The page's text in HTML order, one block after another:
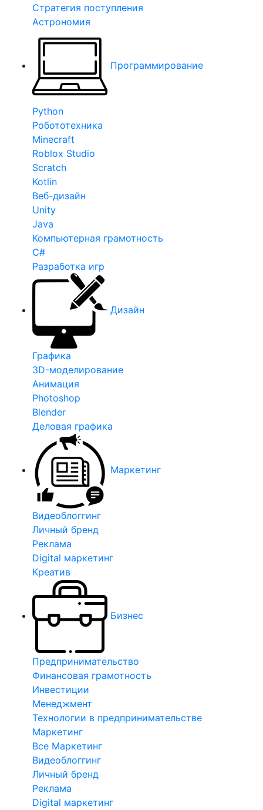
Стратегия поступления
Астрономия
Программирование
Python
Робототехника
Minecraft
Roblox Studio
Scratch
Kotlin
Веб-дизайн
Unity
Java
Компьютерная грамотность
C#
Разработка игр
Дизайн
Графика
3D-моделирование
Анимация
Photoshop
Blender
Деловая графика
Маркетинг
Видеоблоггинг
Личный бренд
Реклама
Digital маркетинг
Креатив
Бизнес
Предпринимательство
Финансовая грамотность
Инвестиции
Менеджмент
Технологии в предпринимательстве
Маркетинг
Все Маркетинг
Видеоблоггинг
Личный бренд
Реклама
Digital маркетинг